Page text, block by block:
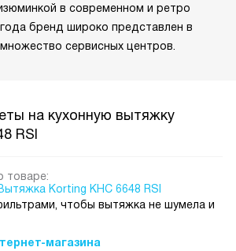
в современном и ретро
бренд широко представлен в
сервисных центров.
на кухонную вытяжку
RSI
товаре:
Korting KHC 6648 RSI
чтобы вытяжка не шумела и
магазина